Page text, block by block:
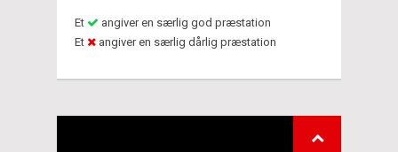
Et
angiver en særlig god præstation
Et
angiver en særlig dårlig præstation